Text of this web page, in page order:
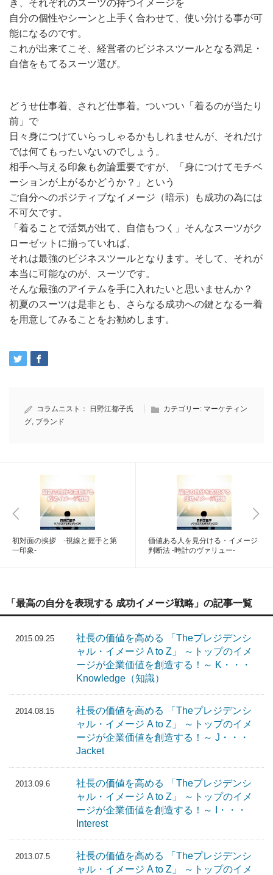
き、それぞれのスーツの持つイメージを
自分の個性やシーンと上手く合わせて、使い分ける事が可
能になるのです。
これが出来てこそ、経営者のビジネスツールとなる満足・
自信をもてるスーツ選び。
どうせ仕事着、されど仕事着。ついつい「着るのが当たり
前」で
日々身につけていらっしゃるかもしれませんが、それだけ
では何てもったいないのでしょう。
相手へ与える印象も勿論重要ですが、「身につけてモチベ
ーションが上がるかどうか？」という
ご自分へのポジティブなイメージ（暗示）も成功の為には
不可欠です。
「着ることで活気が出て、自信もつく」そんなスーツがク
ローゼットに揃っていれば、
それは最強のビジネスツールとなります。そして、それが
本当に可能なのが、スーツです。
そんな最強のアイテムを手に入れたいと思いませんか？
初夏のスーツは是非とも、さらなる成功への鍵となる一着
を用意してみることをお勧めします。
コラムニスト： 日野江都子氏 カテゴリー: マーケティン
グ, ブランド
初対面の挨拶 -視線と握手と第
一印象-
価値ある人を見分ける・イメージ
判断法 -時計のヴァリュー-
「最高の自分を表現する 成功イメージ戦略」の記事一覧
2015.09.25
社長の価値を高める 「Theプレジデンシ
ャル・イメージ A to Z」 ～トップのイメ
ージが企業価値を創造する！～ K・・・
Knowledge（知識）
2014.08.15
社長の価値を高める 「Theプレジデンシ
ャル・イメージ A to Z」 ～トップのイメ
ージが企業価値を創造する！～ J・・・
Jacket
2013.09.6
社長の価値を高める 「Theプレジデンシ
ャル・イメージ A to Z」 ～トップのイメ
ージが企業価値を創造する！～ I・・・
Interest
2013.07.5
社長の価値を高める 「Theプレジデンシ
ャル・イメージ A to Z」 ～トップのイメ